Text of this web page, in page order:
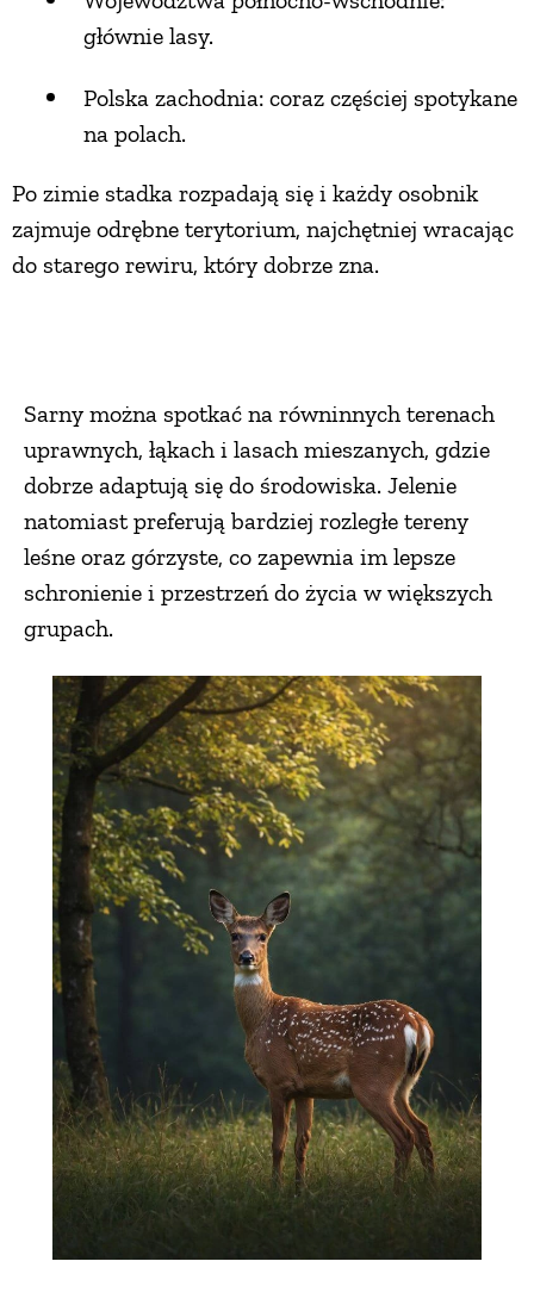
głównie lasy.
Polska zachodnia: coraz częściej spotykane
na polach.
Po zimie stadka rozpadają się i każdy osobnik
zajmuje odrębne terytorium, najchętniej wracając
do starego rewiru, który dobrze zna.
Sarny można spotkać na równinnych terenach
uprawnych, łąkach i lasach mieszanych, gdzie
dobrze adaptują się do środowiska. Jelenie
natomiast preferują bardziej rozległe tereny
leśne oraz górzyste, co zapewnia im lepsze
schronienie i przestrzeń do życia w większych
grupach.